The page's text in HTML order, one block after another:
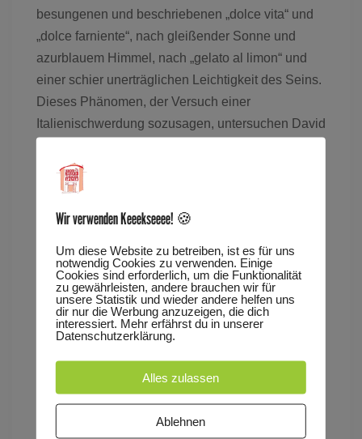
besungenen und beschriebenen „dolce vita“ und
„dolce farniente“, nach gleißender Sonne und
azurblauem Himmel, nach „gelato al limon“ und
einer schier unerträglichen Leichtigkeit des Seins.
Dieses Phänomen, der Versuch einer
Italienischwerdung sozusagen, untersuchen David
ihrem dritten Programm anhand von deutschen,
englischen und italienischen Liedern von Adriano
Celentano über Dean Martin bis zu Gianmaria
Luigi Pirandello bis Ernest Hemingway. Kommen
Sie also an diesem Abend „ein bisschen mit nach
Italien“ und lassen Sie uns gemeinsam so tun, „als
ob das Leben eine schöne Reise wär.“…
https://www.reservix.de/tickets-la-
deutsche-vita-in-speyer-alter-stadtsaal-rathaushof-
am-10-10-2024/e2303890
Wir verwenden Keeekseeee! 🍪
Um diese Website zu betreiben, ist es für uns
notwendig Cookies zu verwenden. Einige
Cookies sind erforderlich, um die Funktionalität
zu gewährleisten, andere brauchen wir für
unsere Statistik und wieder andere helfen uns
dir nur die Werbung anzuzeigen, die dich
interessiert. Mehr erfährst du in unserer
Datenschutzerklärung.
Alles zulassen
Ablehnen